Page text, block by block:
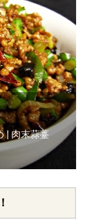
| 肉末蒜薹